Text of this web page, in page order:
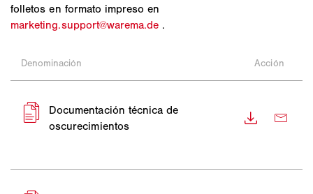
folletos en formato impreso en
marketing.support@warema.de .